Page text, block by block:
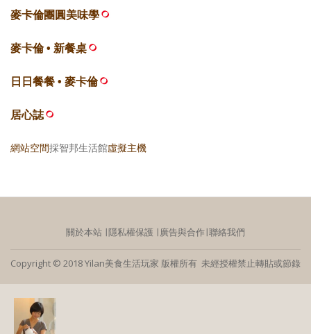
麥卡倫團圓美味學
麥卡倫 • 新餐桌
日日餐餐 • 麥卡倫
居心誌
網站空間採智邦生活館虛擬主機
關於本站 ∣隱私權保護 ∣ 廣告與合作∣聯絡我們
Copyright © 2018 Yilan美食生活玩家 版權所有 未經授權禁止轉貼或節錄